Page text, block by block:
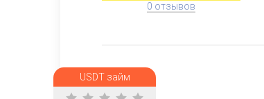
0 отзывов
USDT займ